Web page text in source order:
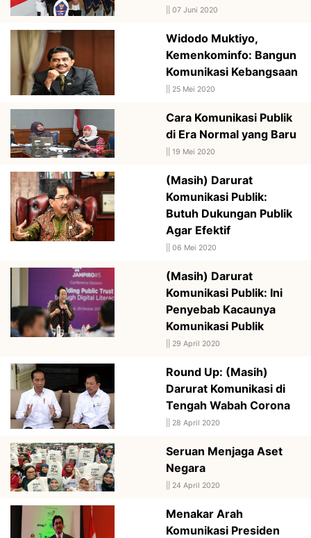
07 Juni 2020
Widodo Muktiyo,
Kemenkominfo: Bangun
Komunikasi Kebangsaan
25 Mei 2020
Cara Komunikasi Publik
di Era Normal yang Baru
19 Mei 2020
(Masih) Darurat
Komunikasi Publik:
Butuh Dukungan Publik
Agar Efektif
06 Mei 2020
(Masih) Darurat
Komunikasi Publik: Ini
Penyebab Kacaunya
Komunikasi Publik
29 April 2020
Round Up: (Masih)
Darurat Komunikasi di
Tengah Wabah Corona
28 April 2020
Seruan Menjaga Aset
Negara
24 April 2020
Menakar Arah
Komunikasi Presiden